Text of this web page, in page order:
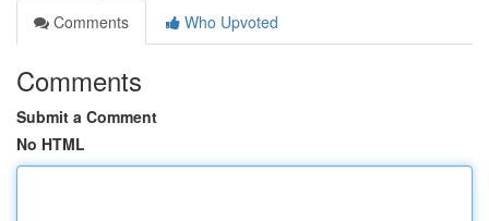
Comments
Who Upvoted
Comments
Submit a Comment
No HTML